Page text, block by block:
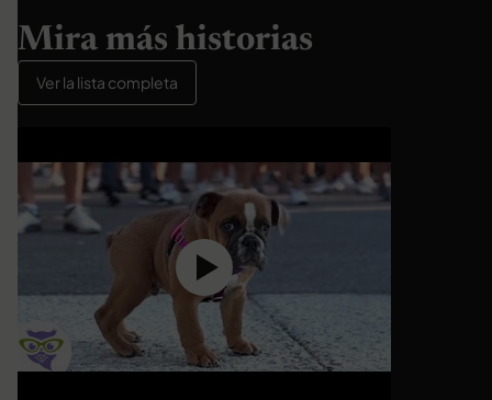
Mira más historias
Ver la lista completa